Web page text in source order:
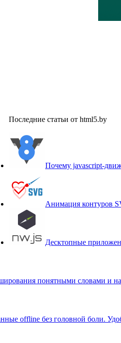
Последние статьи от html5.by
Почему javascript-
Анимация контуров
Десктопные
понятными словами и
offline без головной боли.